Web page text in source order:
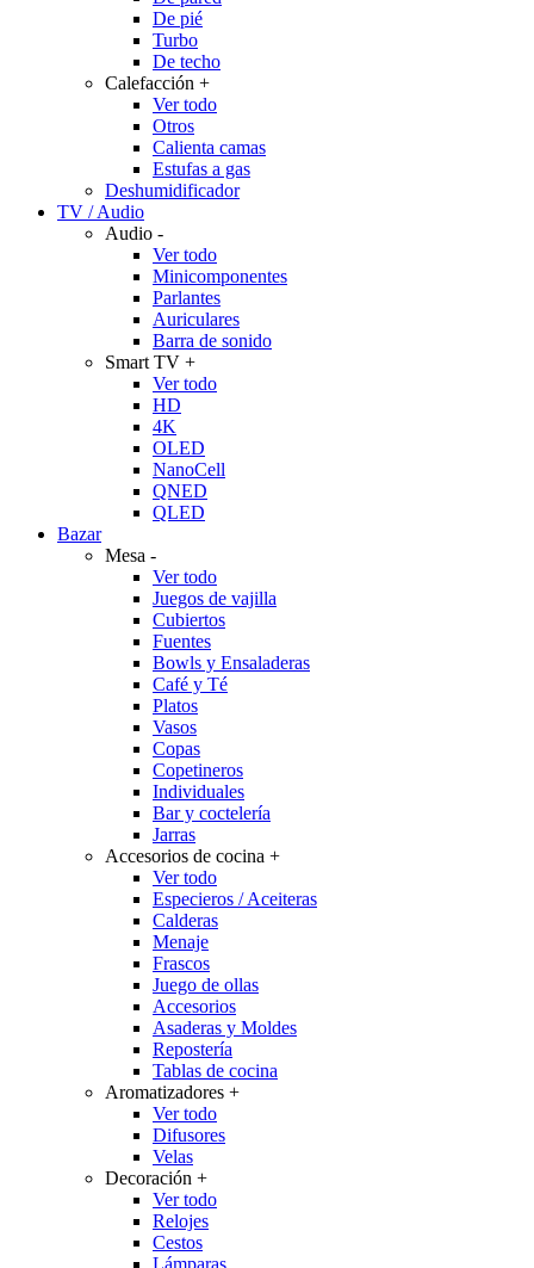
De pié
Turbo
De techo
Calefacción +
Ver todo
Otros
Calienta camas
Estufas a gas
Deshumidificador
TV / Audio
Audio -
Ver todo
Minicomponentes
Parlantes
Auriculares
Barra de sonido
Smart TV +
Ver todo
HD
4K
OLED
NanoCell
QNED
QLED
Bazar
Mesa -
Ver todo
Juegos de vajilla
Cubiertos
Fuentes
Bowls y Ensaladeras
Café y Té
Platos
Vasos
Copas
Copetineros
Individuales
Bar y coctelería
Jarras
Accesorios de cocina +
Ver todo
Especieros / Aceiteras
Calderas
Menaje
Frascos
Juego de ollas
Accesorios
Asaderas y Moldes
Repostería
Tablas de cocina
Aromatizadores +
Ver todo
Difusores
Velas
Decoración +
Ver todo
Relojes
Cestos
Lámparas